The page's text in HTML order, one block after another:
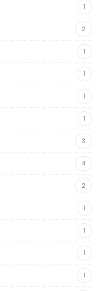
1
2
1
1
1
1
3
4
2
1
1
1
1